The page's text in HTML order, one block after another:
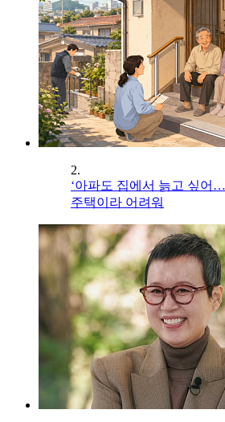
2.
‘아파도 집에서 늙고 싶어
주택이라 어려워